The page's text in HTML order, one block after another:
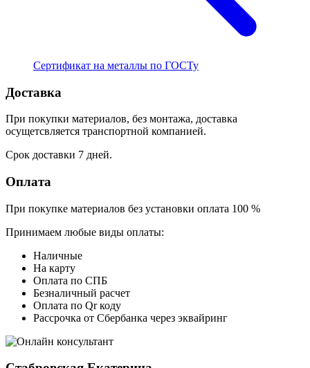
Сертификат на металлы по ГОСТу
Доставка
При покупки материалов, без монтажа, доставка
осущетсвляется транспортной компанией.
Срок доставки 7 дней.
Оплата
При покупке материалов без установки оплата 100 %
Принимаем любые виды оплаты:
Наличные
На карту
Оплата по СПБ
Безналичный расчет
Оплата по Qr коду
Рассрочка от Сбербанка через эквайринг